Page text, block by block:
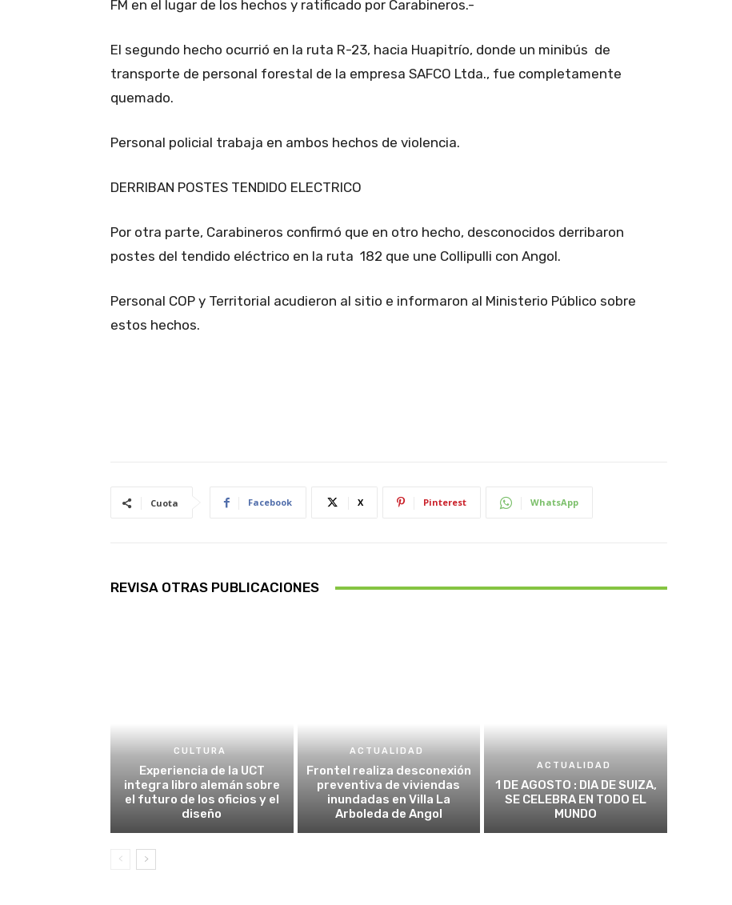
FM en el lugar de los hechos y ratificado por Carabineros.-
El segundo hecho ocurrió en la ruta R-23, hacia Huapitrío, donde un minibús de
transporte de personal forestal de la empresa SAFCO Ltda., fue completamente
quemado.
Personal policial trabaja en ambos hechos de violencia.
DERRIBAN POSTES TENDIDO ELECTRICO
Por otra parte, Carabineros confirmó que en otro hecho, desconocidos derribaron
postes del tendido eléctrico en la ruta 182 que une Collipulli con Angol.
Personal COP y Territorial acudieron al sitio e informaron al Ministerio Público sobre
estos hechos.
Cuota Facebook X Pinterest WhatsApp
REVISA OTRAS PUBLICACIONES
CULTURA
Experiencia de la UCT
integra libro alemán sobre
el futuro de los oficios y el
diseño
ACTUALIDAD
Frontel realiza desconexión
preventiva de viviendas
inundadas en Villa La
Arboleda de Angol
ACTUALIDAD
1 DE AGOSTO : DIA DE SUIZA,
SE CELEBRA EN TODO EL
MUNDO